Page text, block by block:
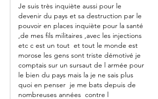
Je suis très inquiète aussi pour le
devenir du pays et sa destruction par le
pouvoir en places inquiète pour la santé
,de mes fils militaires ,avec les injections
etc c est un tout  et tout le monde est
morose les gens sont triste démotivé je
comptais sur un sursaut de l armée pour
le bien du pays mais la je ne sais plus
quoi en penser  je me bats depuis de
nombreuses années  contre l